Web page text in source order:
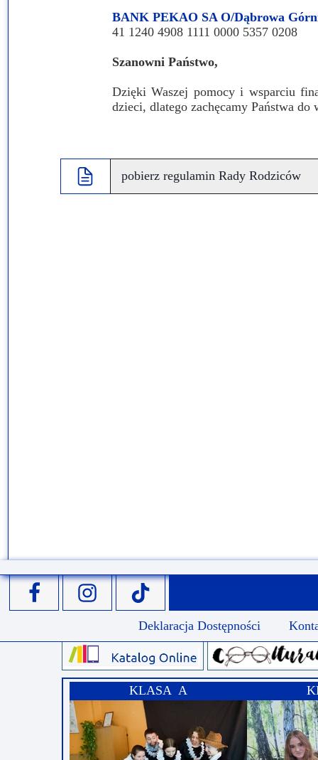
pobierz regulamin Rady Rodziców
BANK PEKAO SA O/Dąbrowa
41 1240 4908 1111 0000 5357 0208
Szanowni Państwo,
Dzięki Waszej pomocy i wsparciu
dzieci, dlatego zachęcamy Państwa do
Przerwy szkolne
KLASA A
Deklaracja Dostępności